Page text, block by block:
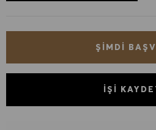
ŞIMDI
İŞI